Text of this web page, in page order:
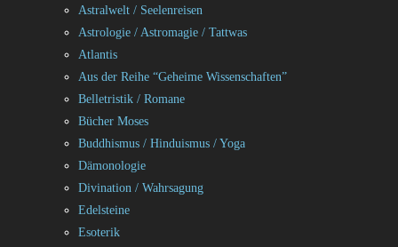
Astralwelt / Seelenreisen
Astrologie / Astromagie / Tattwas
Atlantis
Aus der Reihe “Geheime Wissenschaften”
Belletristik / Romane
Bücher Moses
Buddhismus / Hinduismus / Yoga
Dämonologie
Divination / Wahrsagung
Edelsteine
Esoterik